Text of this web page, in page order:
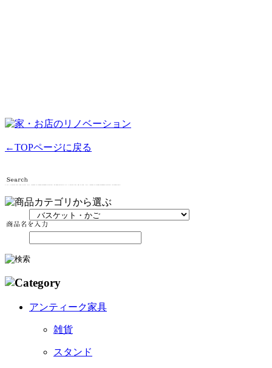
←TOPページに戻る
アンティーク家具
雑貨
スタンド